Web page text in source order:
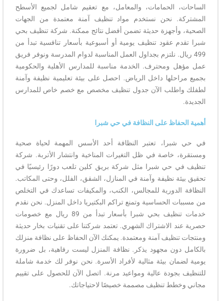
الساحات، الحمامات، والمعامل، مع تعقيم شامل لجميع الأسطح
المشتركة. نحن نستخدم مواد تنظيف آمنة معتمدة من الجهات
الصحية، وأجهزة حديثة تضمن أفضل نتائج ممكنة. شركة تنظيف بحي
شبرا تقدم عقود تنظيف يومية أو أسبوعية بأسعار تنافسية تبدأ من
499 ريال. نلتزم بجداول العمل المناسبة لدوام المدرسة ونوفر فريق
عمل مؤهل ومحترف. الخدمة مناسبة للمدارس الأهلية والحكومية
بجميع مراحلها داخل الرياض. احصل على بيئة تعليمية نظيفة وآمنة
لطفلك واطلب الآن جدول تنظيف مخصص مع خصم خاص للمدارس
الجديدة.
أهمية الحفاظ على النظافة في حي شبرا
في حي شبرا، تعتبر النظافة أحد الأسس المهمة لحياة صحية
ومستقرة، خاصة في ظل التغيرات المناخية وانتشار الأتربة. شركة
تنظيف في حي شبرا مثل شركة بريق كلين تلعب دورًا رئيسيًا في
تحقيق بيئة نظيفة وآمنة في المنازل، الشقق، الفلل، وحتى المكاتب.
النظافة الدورية للمجالس، الكنب، والمكيفات تساعدك في التخلص
من مسببات الحساسية وتمنع تراكم البكتيريا داخل المنزل. نحن نقدم
خدمات تنظيف بحي شبرا بأسعار تبدأ من 89 ريال مع خصومات
حصرية عند الاشتراك الشهري. تعتمد شركتنا على تقنيات بخار حديثة
ومنتجات تنظيف آمنة ومعتمدة. يمكنك الآن الحفاظ على نظافة منزلك
بالكامل دون مجهود يذكر. نظافة المنزل ليست رفاهية، بل ضرورة
يومية لضمان بيئة مثالية لأفراد الأسرة. نحن نوفر لك خدمة شاملة
للتنظيف بجودة عالية ومواعيد مرنة. اتصل الآن للحصول على تقييم
مجاني وخطط تنظيف مصممة خصيصًا لاحتياجاتك.